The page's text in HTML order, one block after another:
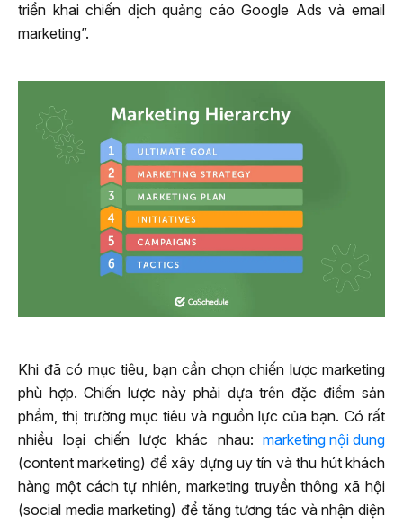
triển khai chiến dịch quảng cáo Google Ads và email
marketing”.
Khi đã có mục tiêu, bạn cần chọn chiến lược marketing
phù hợp. Chiến lược này phải dựa trên đặc điểm sản
phẩm, thị trường mục tiêu và nguồn lực của bạn. Có rất
nhiều loại chiến lược khác nhau: marketing nội dung
(content marketing) để xây dựng uy tín và thu hút khách
hàng một cách tự nhiên, marketing truyền thông xã hội
(social media marketing) để tăng tương tác và nhận diện